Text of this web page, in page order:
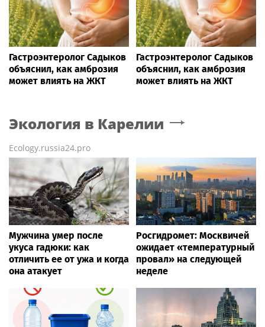
Гастроэнтеролог Садыков
объяснил, как амброзия
может влиять на ЖКТ
Гастроэнтеролог Садыков
объяснил, как амброзия
может влиять на ЖКТ
Экология в Карелии
Ecology.russia24.pro
Мужчина умер после
укуса гадюки: как
отличить ее от ужа и когда
она атакует
Росгидромет: Москвичей
ожидает «температурный
провал» на следующей
неделе